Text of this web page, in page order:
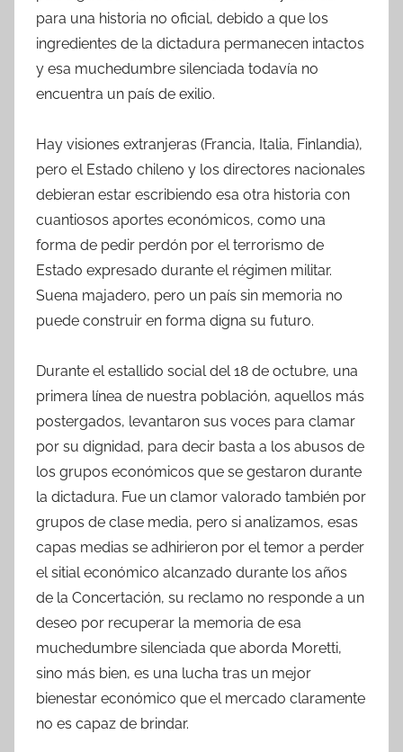
para una historia no oficial, debido a que los
ingredientes de la dictadura permanecen intactos
y esa muchedumbre silenciada todavía no
encuentra un país de exilio.
Hay visiones extranjeras (Francia, Italia, Finlandia),
pero el Estado chileno y los directores nacionales
debieran estar escribiendo esa otra historia con
cuantiosos aportes económicos, como una
forma de pedir perdón por el terrorismo de
Estado expresado durante el régimen militar.
Suena majadero, pero un país sin memoria no
puede construir en forma digna su futuro.
Durante el estallido social del 18 de octubre, una
primera línea de nuestra población, aquellos más
postergados, levantaron sus voces para clamar
por su dignidad, para decir basta a los abusos de
los grupos económicos que se gestaron durante
la dictadura. Fue un clamor valorado también por
grupos de clase media, pero si analizamos, esas
capas medias se adhirieron por el temor a perder
el sitial económico alcanzado durante los años
de la Concertación, su reclamo no responde a un
deseo por recuperar la memoria de esa
muchedumbre silenciada que aborda Moretti,
sino más bien, es una lucha tras un mejor
bienestar económico que el mercado claramente
no es capaz de brindar.